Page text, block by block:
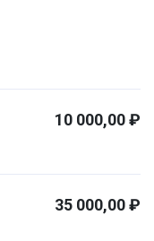
10 000,00 ₽
35 000,00 ₽